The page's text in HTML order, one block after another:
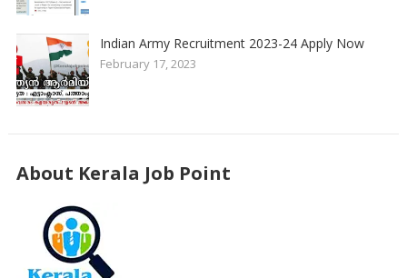
Indian Army Recruitment 2023-24 Apply Now
February 17, 2023
About Kerala Job Point